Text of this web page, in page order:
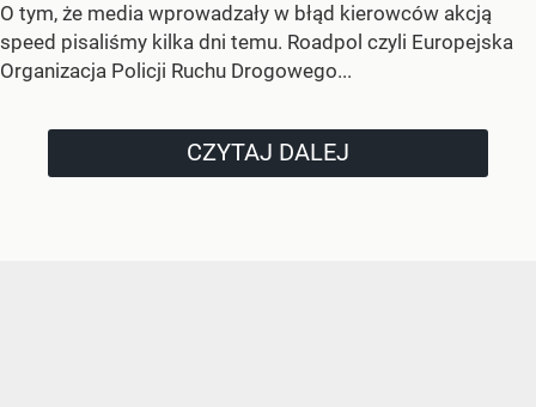
O tym, że media wprowadzały w błąd kierowców akcją
speed pisaliśmy kilka dni temu. Roadpol czyli Europejska
Organizacja Policji Ruchu Drogowego...
CZYTAJ DALEJ